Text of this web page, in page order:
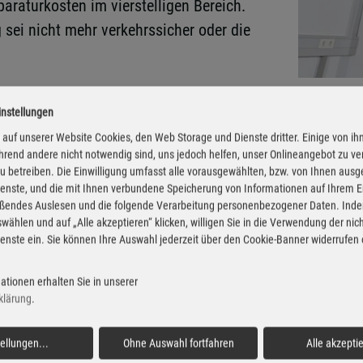
Fotos: Skoda via
im vierstelligen Bereich.
nicht mehr verkehrssicher oder die
umfasst zunächst nur die
entsteht daraus nicht.
sich bei größeren Maßnahmen den
anschließend eine zweite Einschätzung
des Clubs zeigen, dass die Preise für
viel Geld.
zu einer sofortigen Entscheidung gedrängt werden.
Rat einzuholen, etwa bei einer anderen
unserer Website Cookies, den Web Storage und Dienste dritter. Einige von
andere nicht notwendig sind, uns jedoch helfen, unser Onlineangebot zu
betreiben. Die Einwilligung umfasst alle vorausgewählten, bzw. von Ihnen
und die mit Ihnen verbundene Speicherung von Informationen auf Ihrem
Auslesen und die folgende Verarbeitung personenbezogener Daten.
und auf „Alle akzeptieren“ klicken, willigen Sie in die Verwendung der
ein. Sie können Ihre Auswahl jederzeit über den Cookie-Banner widerrufen
erhalten Sie in unserer
.
... Ohne Auswahl fortfahren Alle